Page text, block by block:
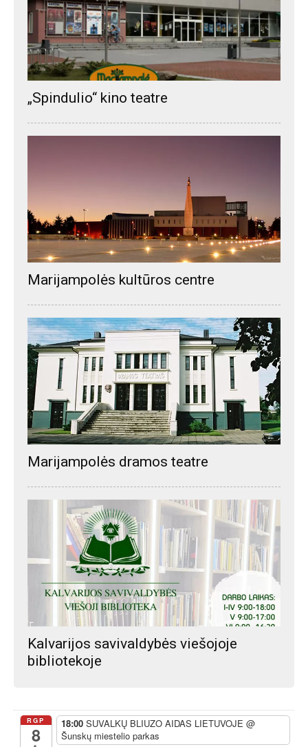
„Spindulio“ kino teatre
Marijampolės kultūros centre
Marijampolės dramos teatre
Kalvarijos savivaldybės viešojoje
bibliotekoje
RGP
8
18:00 SUVALKŲ BLIUZO AIDAS LIETUVOJE @
Šunskų miestelio parkas